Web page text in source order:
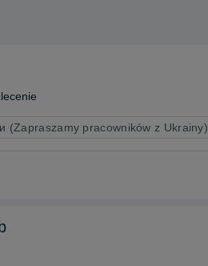
pracowników z Ukrainy)